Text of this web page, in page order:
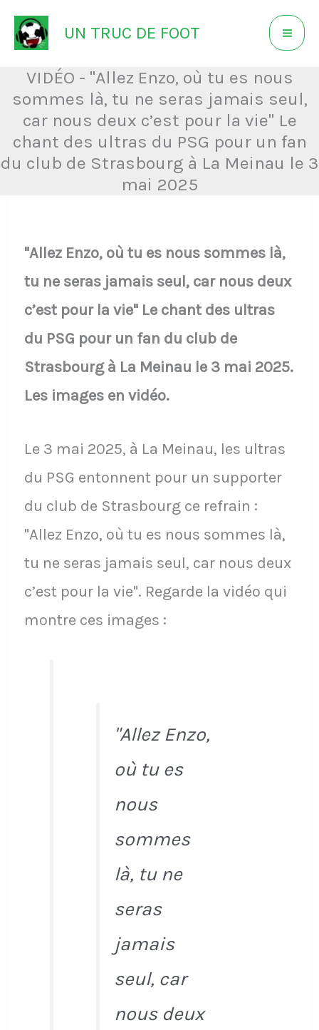
Aller
au
contenu
UN TRUC DE FOOT
VIDÉO - "Allez Enzo, où tu es nous
sommes là, tu ne seras jamais seul,
car nous deux c’est pour la vie" Le
chant des ultras du PSG pour un fan
du club de Strasbourg à La Meinau le 3
mai 2025
"Allez Enzo, où tu es nous sommes là,
tu ne seras jamais seul, car nous deux
c’est pour la vie" Le chant des ultras
du PSG pour un fan du club de
Strasbourg à La Meinau le 3 mai 2025.
Les images en vidéo.
Le 3 mai 2025, à La Meinau, les ultras
du PSG entonnent pour un supporter
du club de Strasbourg ce refrain :
"Allez Enzo, où tu es nous sommes là,
tu ne seras jamais seul, car nous deux
c’est pour la vie". Regarde la vidéo qui
montre ces images :
"Allez Enzo,
où tu es
nous
sommes
là, tu ne
seras
jamais
seul, car
nous deux